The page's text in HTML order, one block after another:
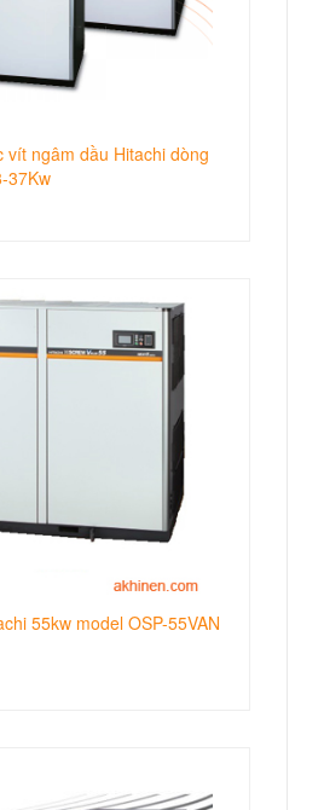
vít ngâm dầu Hitachi dòng
37Kw
55kw model OSP-55VAN